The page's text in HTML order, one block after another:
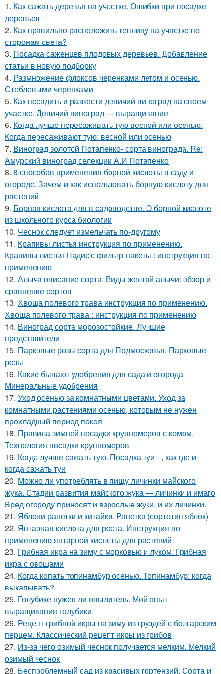
1. Как сажать деревья на участке. Ошибки при посадке
деревьев
2. Как правильно расположить теплицу на участке по
сторонам света?
3. Посадка саженцев плодовых деревьев. Добавление
статьи в новую подборку
4. Размножение флоксов черенками летом и осенью.
Стеблевыми черенками
5. Как посадить и развести девичий виноград на своем
участке. Девичий виноград — выращивание
6. Когда лучше пересаживать тую весной или осенью.
Когда пересаживают тую: весной или осенью
7. Виноград золотой Потапенко- сорта винограда. Re:
Амурский виноград селекции А.И Потапенко
8. 8 способов применения борной кислоты в саду и
огороде. Зачем и как использовать борную кислоту для
растений
9. Борная кислота для в садоводстве. О борной кислоте
из школьного курса биологии
10. Чеснок следует измельчать по-другому
11. Крапивы листья инструкция по применению.
Крапивы листья Падис'с фильтр-пакеты : инструкция по
применению
12. Алыча описание сорта. Виды желтой алычи: обзор и
сравнение сортов
13. Хвоща полевого трава инструкция по применению.
Хвоща полевого трава : инструкция по применению
14. Виноград сорта морозостойкие. Лучшие
представители
15. Парковые розы сорта для Подмосковья. Парковые
розы
16. Какие бывают удобрения для сада и огорода.
Минеральные удобрения
17. Уход осенью за комнатными цветами. Уход за
комнатными растениями осенью, которым не нужен
прохладный период покоя
18. Правила зимней посадки крупномеров с комом.
Технология посадки крупномеров
19. Когда лучше сажать тую. Посадка туи –, как где и
когда сажать туи
20. Можно ли употреблять в пищу личинки майского
жука. Стадии развития майского жука — личинки и имаго
Вред огороду приносят и взрослые жуки, и их личинки.
21. Яблони ранетки и китайки. Ранетка (сортотип яблок)
22. Янтарная кислота для роста. Инструкция по
применению янтарной кислоты для растений
23. Грибная икра на зиму с морковью и луком. Грибная
икра с овощами
24. Когда копать топинамбур осенью. Топинамбур: когда
выкапывать?
25. Голубике нужен ли опылитель. Мой опыт
выращивания голубики.
26. Рецепт грибной икры на зиму из груздей с болгарским
перцем. Классический рецепт икры из грибов
27. Из-за чего озимый чеснок получается мелким. Мелкий
озимый чеснок
28. Беспроблемный сад из красивых гортензий. Сорта и